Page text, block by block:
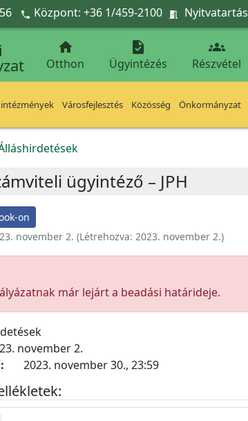
 Központ: +36 1/459-2100  Nyitvatartás

Otthon

Ügyintézés

Részvétel
Városfejlesztés Közösség Önkormányzat
ügyintéző – JPH
on
november 2. (Létrehozva: 2023. november 2.)
már lejárt a beadási határideje.
november 2.
2023. november 30., 23:59